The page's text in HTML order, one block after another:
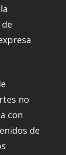
no
con
de